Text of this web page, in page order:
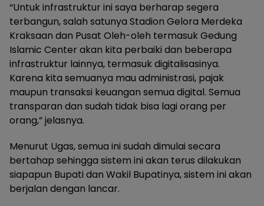
“Untuk infrastruktur ini saya berharap segera
terbangun, salah satunya Stadion Gelora Merdeka
Kraksaan dan Pusat Oleh-oleh termasuk Gedung
Islamic Center akan kita perbaiki dan beberapa
infrastruktur lainnya, termasuk digitalisasinya.
Karena kita semuanya mau administrasi, pajak
maupun transaksi keuangan semua digital. Semua
transparan dan sudah tidak bisa lagi orang per
orang,” jelasnya.
Menurut Ugas, semua ini sudah dimulai secara
bertahap sehingga sistem ini akan terus dilakukan
siapapun Bupati dan Wakil Bupatinya, sistem ini akan
berjalan dengan lancar.